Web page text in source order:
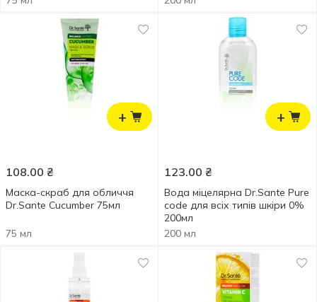
+
108.00 ₴
Маска-скраб для обличчя
Dr.Sante Cucumber 75мл
75 мл
+
123.00 ₴
Вода міцелярна Dr.Sante Pure
code для всіх типів шкіри 0%
200мл
200 мл